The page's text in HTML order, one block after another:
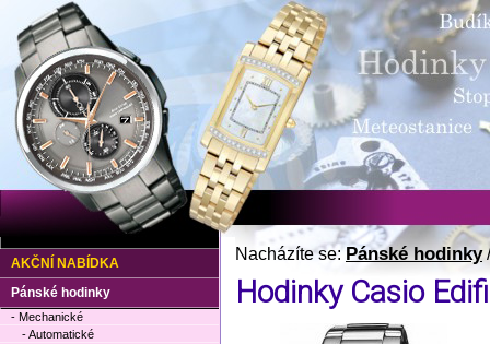
Nacházíte se:Pánské hodinky
Hodinky Casio
AKČNÍ NABÍDKA
Pánské hodinky
- Mechanické
- Automatické